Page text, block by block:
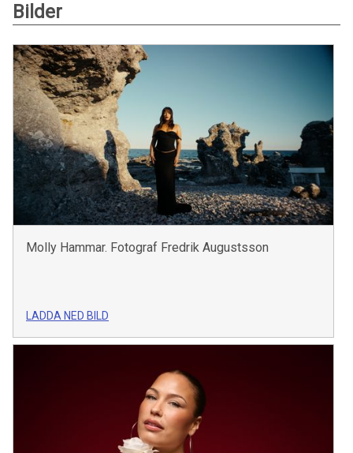
Bilder
Molly Hammar. Fotograf Fredrik Augustsson
LADDA NED BILD